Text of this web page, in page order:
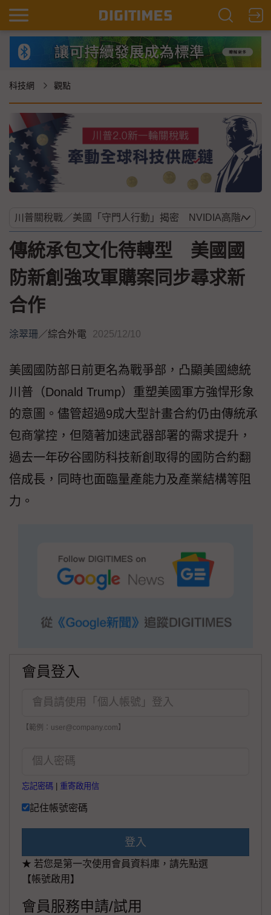
科技網 觀點
傳統承包文化待轉型 美國國
防新創強攻軍購案同步尋求新
合作
涂翠珊／綜合外電 2025/12/10
美國國防部日前更名為戰爭部，凸顯美國總統
川普（Donald Trump）重塑美國軍方強悍形象
的意圖。儘管超過9成大型計畫合約仍由傳統承
包商掌控，但隨著加速武器部署的需求提升，
過去一年矽谷國防科技新創取得的國防合約翻
倍成長，同時也面臨量產能力及產業結構等阻
力。
會員登入
【範例：user@company.com】
忘記密碼 重寄啟用信
記住帳號密碼
登入
★ 若您是第一次使用會員資料庫，請先點選
【帳號啟用】
會員服務申請/試用